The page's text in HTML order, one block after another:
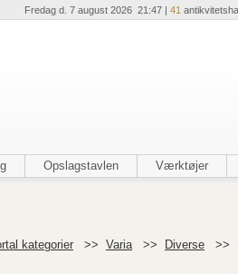
Fredag d. 7 august 2026 21:47 | 41
Opslagstavlen Værktøjer
kategorier >> Varia >> Diverse >>